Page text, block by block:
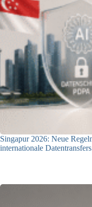
Singapur 2026: Neue
internationale Datentransfers